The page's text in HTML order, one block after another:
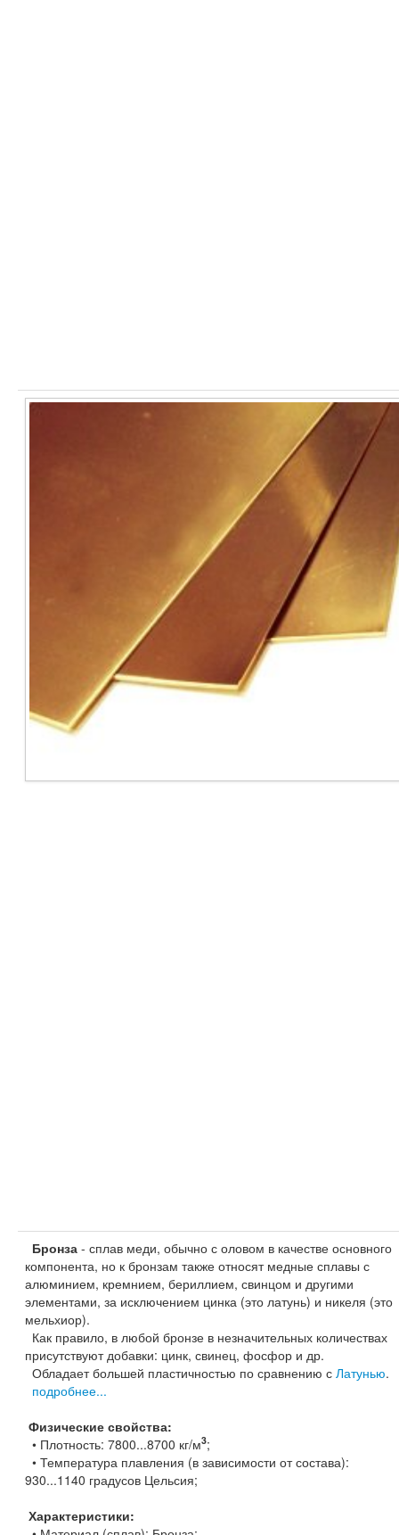
Бронза - сплав меди, обычно с оловом в качестве основного
компонента, но к бронзам также относят медные сплавы с
алюминием, кремнием, бериллием, свинцом и другими
элементами, за исключением цинка (это латунь) и никеля (это
мельхиор).
Как правило, в любой бронзе в незначительных количествах
присутствуют добавки: цинк, свинец, фосфор и др.
Обладает большей пластичностью по сравнению с Латунью.
подробнее...
Физические свойства:
• Плотность: 7800...8700 кг/м3;
• Температура плавления (в зависимости от состава):
930...1140 градусов Цельсия;
Характеристики: